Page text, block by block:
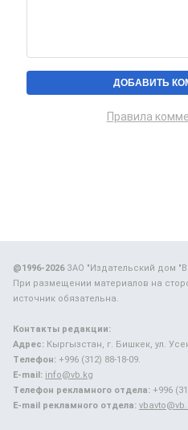
Правила
@1996-2026ЗАО "Издательский дом
При размещении материалов на
источник обязательна.
Контакты редакции:
Адрес: Кыргызстан, г. Бишкек, ул.
Телефон: +996 (312) 88-18-09.
E-mail: info@vb.kg
Телефон рекламного отдела: +996
E-mail рекламного отдела: